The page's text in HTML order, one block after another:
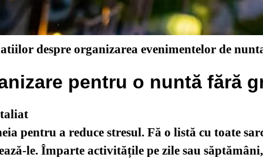
despre organizarea evenimentelor de
pentru o nuntă fără
pentru a reduce stresul. Fă o listă cu toate
le. Împarte activitățile pe zile sau